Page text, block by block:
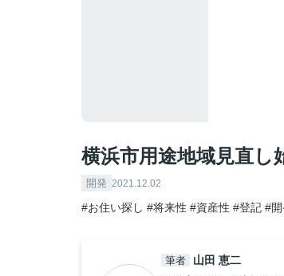
横浜市用途地域見直し
開発 2021.12.02
#お住い探し #将来性 #資産性 #登記 #開
筆者
山田 恵二